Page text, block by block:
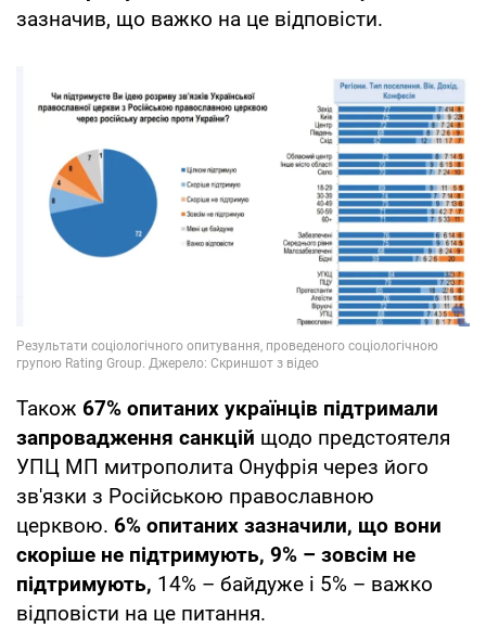
зазначив, що важко на це відповісти.
Також 67% опитаних українців підтримали
запровадження санкцій щодо предстоятеля
УПЦ МП митрополита Онуфрія через його
зв'язки з Російською православною
церквою. 6% опитаних зазначили, що вони
скоріше не підтримують, 9% – зовсім не
підтримують, 14% – байдуже і 5% – важко
відповісти на це питання.